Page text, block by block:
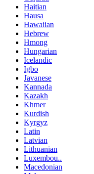
Haitian
Hausa
Hawaiian
Hebrew
Hmong
Hungarian
Icelandic
Igbo
Javanese
Kannada
Kazakh
Khmer
Kurdish
Kyrgyz
Latin
Latvian
Lithuanian
Luxembou..
Macedonian